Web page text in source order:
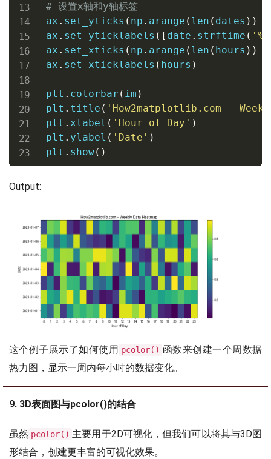
# 设置x轴和y轴标签
ax . set_yticks ( np . arange ( len ( dates ) )
ax . set_yticklabels ( [ date . strftime (
ax . set_xticks ( np . arange ( len ( hours ) )
ax . set_xticklabels ( hours )
plt . colorbar ( im )
plt . title ( 'How2matplotlib.com -
plt . xlabel ( 'Hour of Day' )
plt . ylabel ( 'Date' )
plt . show( )
Output:
这个例子展示了如何使用 pcolor() 函数来创建一个周数据
热力图，显示一周内每小时的数据变化。
9. 3D表面图与pcolor()的结合
虽然 pcolor() 主要用于2D可视化，但我们可以将其与3D图
形结合，创建更丰富的可视化效果。